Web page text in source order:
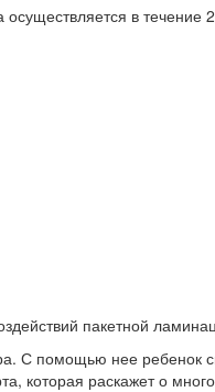
осуществляется в
пакетной
С помощью нее ребенок
которая раскажет о